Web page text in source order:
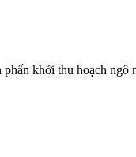
khởi thu hoạch